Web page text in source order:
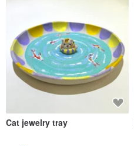
Cat jewelry tray